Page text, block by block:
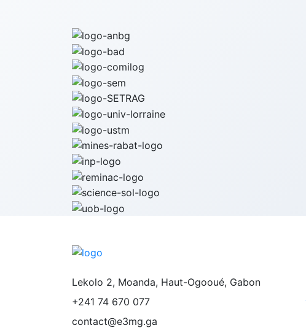
Lekolo 2, Moanda, Haut-Ogooué, Gabon
+241 74 670 077
contact@e3mg.ga